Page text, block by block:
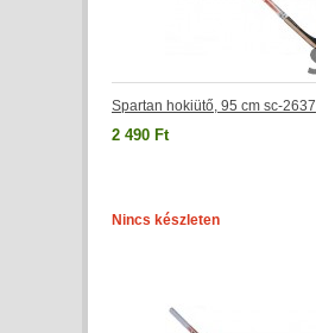
Spartan hokiütő, 95 cm sc-2637
2 490 Ft
Nincs készleten